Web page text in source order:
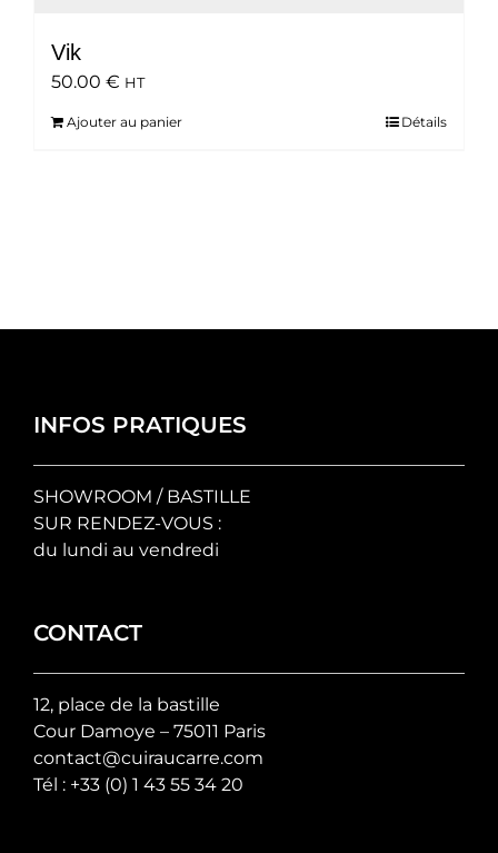
Vik
50.00 € HT
Ajouter au panier Détails
INFOS PRATIQUES
SHOWROOM / BASTILLE
SUR RENDEZ-VOUS :
du lundi au vendredi
CONTACT
12, place de la bastille
Cour Damoye – 75011 Paris
contact@cuiraucarre.com
Tél : +33 (0) 1 43 55 34 20